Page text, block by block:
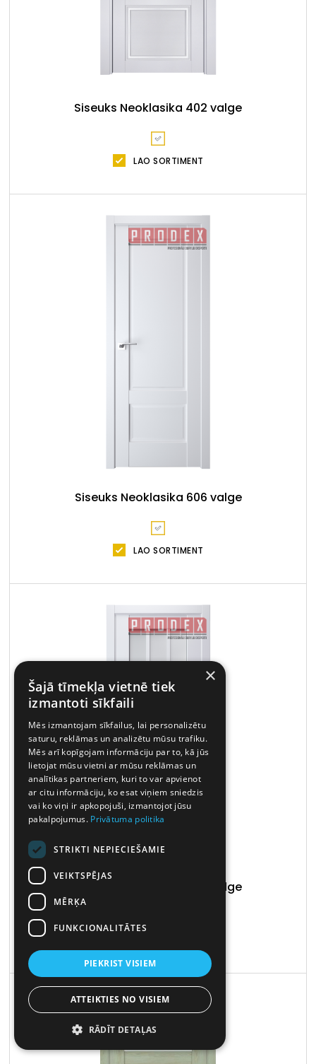
Siseuks Neoklasika 402 valge
LAO SORTIMENT
Siseuks Neoklasika 606 valge
LAO SORTIMENT
Siseuks Neoklasika 603 valge
×
Šajā tīmekļa vietnē tiek
izmantoti sīkfaili
Mēs izmantojam sīkfailus, lai personalizētu
saturu, reklāmas un analizētu mūsu trafiku.
Mēs arī kopīgojam informāciju par to, kā jūs
lietojat mūsu vietni ar mūsu reklāmas un
analītikas partneriem, kuri to var apvienot
ar citu informāciju, ko esat viņiem sniedzis
vai ko viņi ir apkopojuši, izmantojot jūsu
pakalpojumus. Privātuma politika
STRIKTI NEPIECIEŠAMIE
VEIKTSPĒJAS
MĒRĶA
FUNKCIONALITĀTES
PIEKRIST VISIEM
ATTEIKTIES NO VISIEM
RĀDĪT DETAĻAS